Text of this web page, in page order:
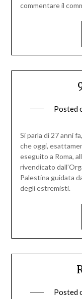
commentare il
Posted
Si parla di 27 anni
che oggi,
eseguito a Roma,
rivendicato
Palestina guidata
degli estremisti.
Posted